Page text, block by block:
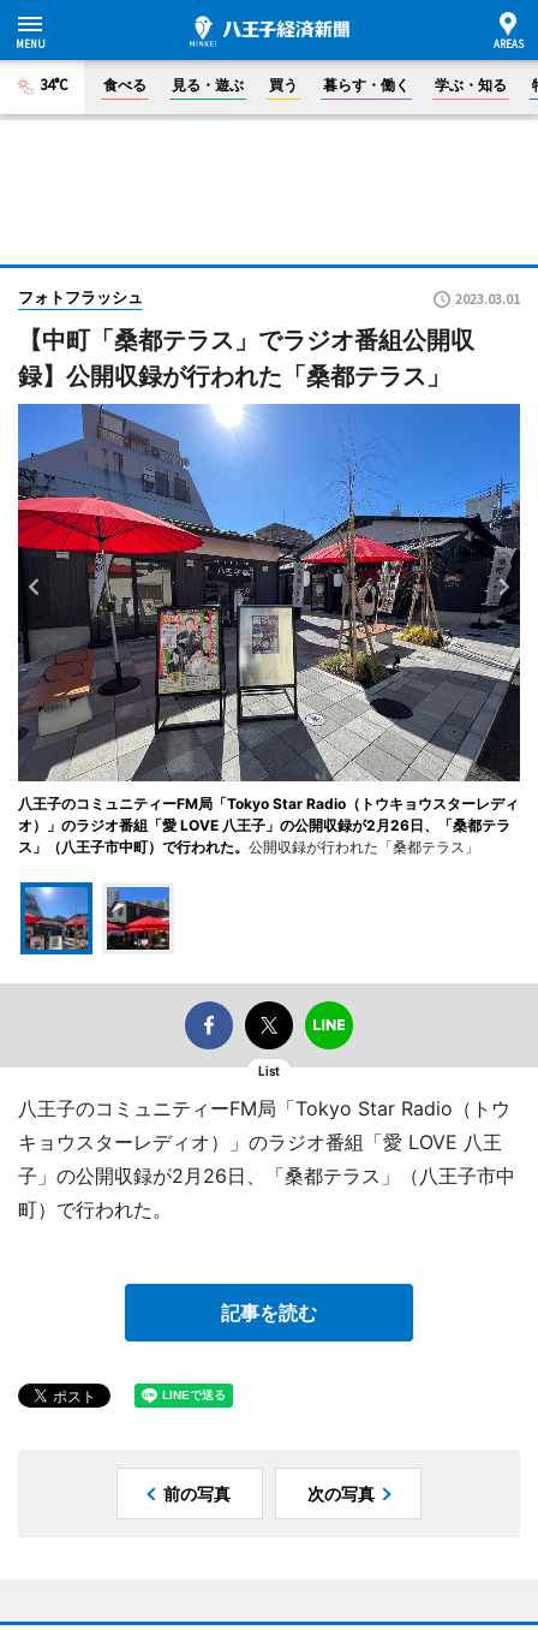
34°C 食べる 見る・遊ぶ 買う 暮らす・働く 学ぶ・知る
フォトフラッシュ 2023.03.01
【中町「桑都テラス」でラジオ番組公開収
録】公開収録が行われた「桑都テラス」
八王子のコミュニティーFM局「Tokyo Star Radio（トウキョウスターレディ
オ）」のラジオ番組「愛 LOVE 八王子」の公開収録が2月26日、「桑都テラ
ス」（八王子市中町）で行われた。 公開収録が行われた「桑都テラス」
List
八王子のコミュニティーFM局「Tokyo Star Radio（トウ
キョウスターレディオ）」のラジオ番組「愛 LOVE 八王
子」の公開収録が2月26日、「桑都テラス」（八王子市中
町）で行われた。
記事を読む
前の写真 次の写真